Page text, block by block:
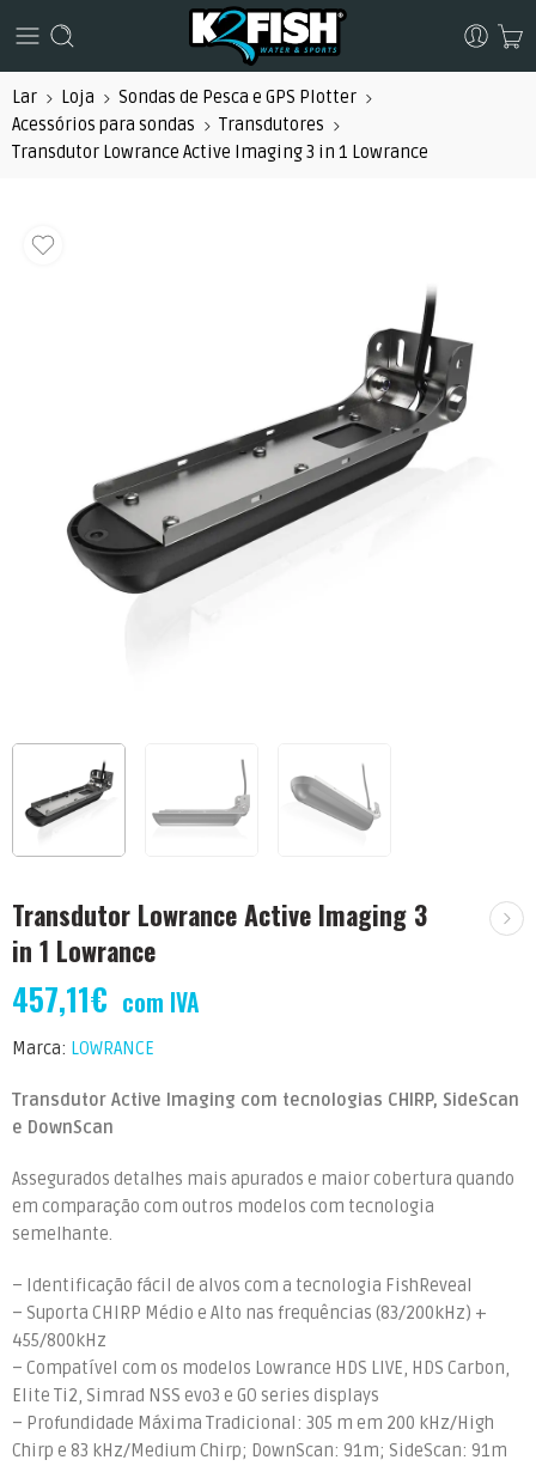
Lar Loja
Sondas de Pesca e GPS Plotter
Acessórios para sondas
Transdutores
Transdutor Lowrance Active Imaging 3 in 1 Lowrance
Transdutor Lowrance Active Imaging 3
in 1 Lowrance
457,11€ com IVA
Marca: LOWRANCE
Transdutor Active Imaging com tecnologias CHIRP, SideScan
e DownScan
Assegurados detalhes mais apurados e maior cobertura quando
em comparação com outros modelos com tecnologia
semelhante.
– Identificação fácil de alvos com a tecnologia FishReveal
– Suporta CHIRP Médio e Alto nas frequências (83/200kHz) +
455/800kHz
– Compatível com os modelos Lowrance HDS LIVE, HDS Carbon,
Elite Ti2, Simrad NSS evo3 e GO series displays
– Profundidade Máxima Tradicional: 305 m em 200 kHz/High
Chirp e 83 kHz/Medium Chirp; DownScan: 91m; SideScan: 91m